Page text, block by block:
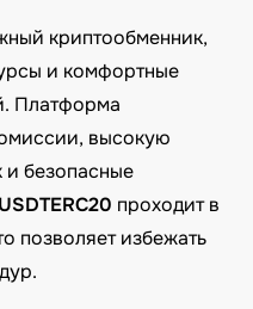
криптообменник,
и комфортные
Платформа
высокую
и безопасные
проходит в
позволяет избежать